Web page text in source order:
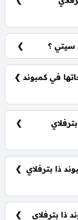
سيتي ؟
سيتي علي
في كمبوند
السكنية،
تشمل: شقق سكنية: تبدأ من 72 متر² فلل مستقلة: تبدأ
جنيه وتختلف حسب نوع
للتغيير حسب
ذا بترفلاي
بدفع مقدم 5% فقط، كما يتم تقسيط
ذا بترفلاي